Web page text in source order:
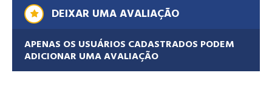
DEIXAR UMA AVALIAÇÃO
APENAS OS USUÁRIOS CADASTRADOS PODEM
ADICIONAR UMA AVALIAÇÃO